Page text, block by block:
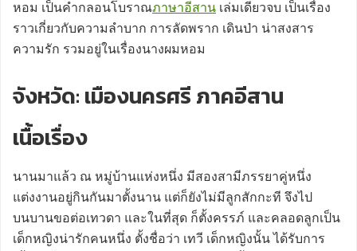
หอม เป็นคำกลอนโบราณภาษาอีสาน เล่มเดียวจบ เป็นเรื่อง
ราวเกี่ยวกับความลำบาก การลัดพราก เดินป่า น่าสงสาร
ความรัก รวมอยู่ในเรื่องนางผมหอม
จังหวัด: เมืองนครศรี ภาคอีสาน
เนื้อเรื่อง
นานมาแล้ว ณ หมู่บ้านแห่งหนึ่ง มีสองสามีภรรยาคู่หนึ่ง
แต่งงานอยู่กินกันมาตั้งนาน แต่ก็ยังไม่มีลูกสักกะที จึงไป
บนบานขอต่อเทวดา และในที่สุด ก็ตั้งครรภ์ และคลอดลูกเป็น
เด็กหญิงน่ารักคนหนึ่ง ตั้งชื่อว่า เทวี เด็กหญิงนั้น ได้รับการ